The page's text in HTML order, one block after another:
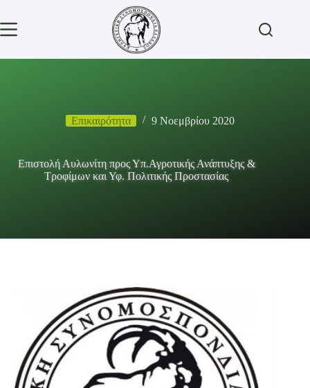
περιεχόμενο
Επικαιρότητα 9 Νοεμβρίου 2020
Επιστολή Αυλωνίτη προς Υπ.Αγροτικής Ανάπτυξης &
Τροφίμων και Υφ. Πολιτικής Προστασίας